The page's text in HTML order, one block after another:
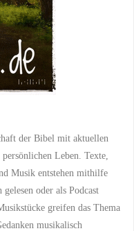
der Bibel mit aktuellen
Leben. Texte,
Musik entstehen mithilfe
oder als Podcast
greifen das Thema
musikalisch